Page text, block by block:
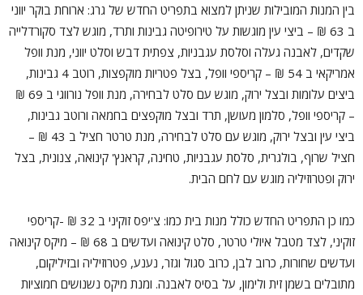
בין המנות המובילות שניתן למצוא בתפריט החדש של גרג: ארוחת בוקר יווני
ב 63 ₪ – ביצי עין מוגשות על טירופיטה גבינות ותרד, מוגש לצד סקורדלייה
שקדים, לאבנה געלה וסלסת עגבניות, צפתית דבש וסלט יווני, מנת וופל
אמריקאי ב 54 ₪ – קריספי וופל, בצל פטריות מוקפצות, רוטב 4 גבינות,
ביצים עלומות ובצל ירוק, מוגש עם סלט לבחירה, מנת וופל נורווגי ב 69 ₪
– קריספי וופל, סלמון מעושן, תרד ובצל מוקפצים בחמאה ורוטב גבינות,
ביצי עין ובצל ירוק, מוגש עם סלט לבחירה, מנת טרטר חציל ב 43 ₪ –
חציל שרוף, בולגרית, סלסת עגבניות, טחינה, קראנץ' קינואה, צנונית, בצל
ירוק ופטרוזיליה מוגש עם לחם הבית.
כמו כן התפריט החדש כולל מנות בית כמו: צ'יפס זוקיני ב 32 ₪ -קריספי
זוקיני, לצד מטבל איולי טרטר, סלט קינואה ועדשים ב 68 ₪ – מיקס קינואה
ועדשים שחורות, כרוב לבן, כרוב סגול וגזר, נענע, פטרוזיליה ובזיליקום,
מתובלים בשמן זית ולימון, על בסיס לאבנה. ומנת מיקס נשנושים חמוציות